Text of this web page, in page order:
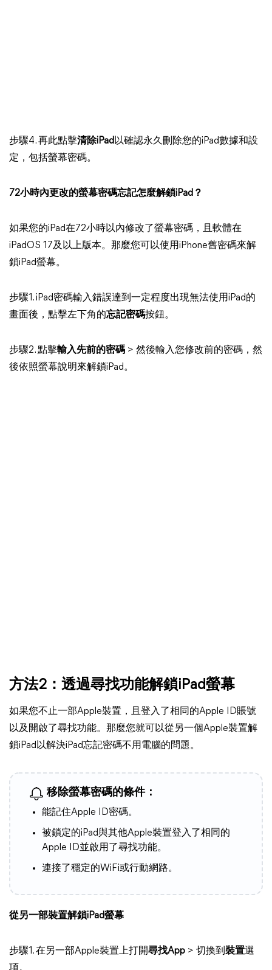
步驟4. 再此點擊清除iPad以確認永久刪除您的iPad數據和設
定，包括螢幕密碼。
72小時內更改的螢幕密碼忘記怎麼解鎖iPad？
如果您的iPad在72小時以內修改了螢幕密碼，且軟體在
iPadOS 17及以上版本。那麼您可以使用iPhone舊密碼來解
鎖iPad螢幕。
步驟1. iPad密碼輸入錯誤達到一定程度出現無法使用iPad的
畫面後，點擊左下角的忘記密碼按鈕。
步驟2. 點擊輸入先前的密碼 > 然後輸入您修改前的密碼，然
後依照螢幕說明來解鎖iPad。
方法2：透過尋找功能解鎖iPad螢幕
如果您不止一部Apple裝置，且登入了相同的Apple ID賬號
以及開啟了尋找功能。那麼您就可以從另一個Apple裝置解
鎖iPad以解決iPad忘記密碼不用電腦的問題。
移除螢幕密碼的條件：
能記住Apple ID密碼。
被鎖定的iPad與其他Apple裝置登入了相同的
Apple ID並啟用了尋找功能。
連接了穩定的WiFi或行動網路。
從另一部裝置解鎖iPad螢幕
步驟1. 在另一部Apple裝置上打開尋找App > 切換到 裝置選